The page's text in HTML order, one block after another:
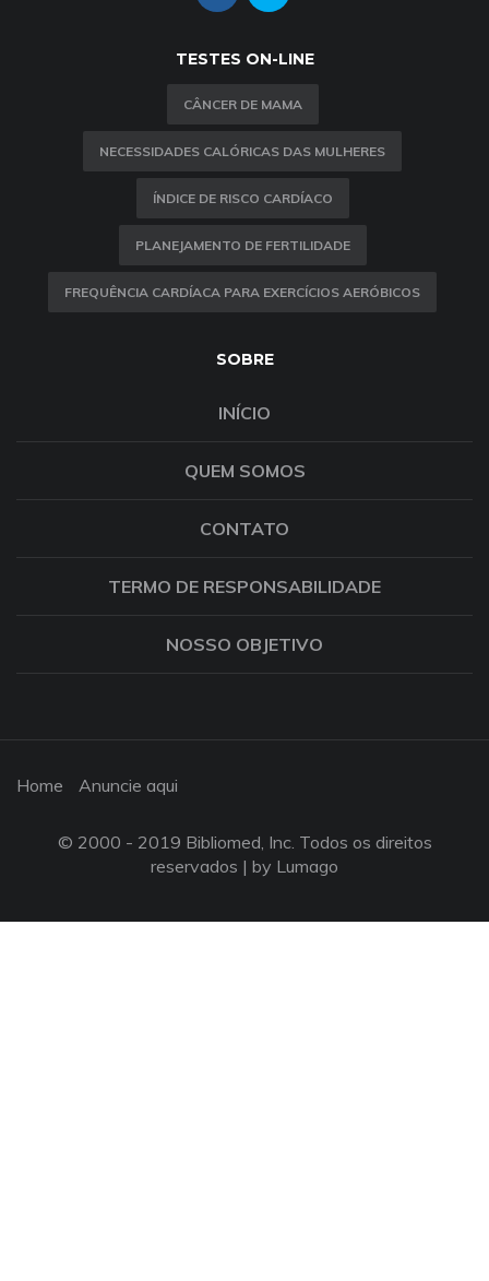
TESTES ON-LINE
CÂNCER DE MAMA
NECESSIDADES CALÓRICAS DAS MULHERES
ÍNDICE DE RISCO CARDÍACO
PLANEJAMENTO DE FERTILIDADE
FREQUÊNCIA CARDÍACA PARA EXERCÍCIOS AERÓBICOS
SOBRE
INÍCIO
QUEM SOMOS
CONTATO
TERMO DE RESPONSABILIDADE
NOSSO OBJETIVO
Home Anuncie aqui
© 2000 - 2019 Bibliomed, Inc. Todos os direitos
reservados | by Lumago